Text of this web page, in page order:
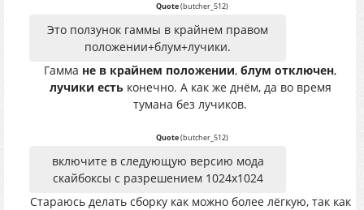
Quote(butcher_512)
Это ползунок гаммы в крайнем правом
положении+блум+лучики.
Гамма не в крайнем положении, блум отключен,
лучики есть конечно. А как же днём, да во время
тумана без лучиков.
Quote(butcher_512)
включите в следующую версию мода
скайбоксы с разрешением 1024х1024
Стараюсь делать сборку как можно более лёгкую, так как